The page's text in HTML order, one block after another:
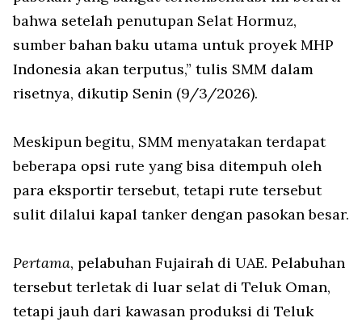
bahwa setelah penutupan Selat Hormuz,
sumber bahan baku utama untuk proyek MHP
Indonesia akan terputus,” tulis SMM dalam
risetnya, dikutip Senin (9/3/2026).
Meskipun begitu, SMM menyatakan terdapat
beberapa opsi rute yang bisa ditempuh oleh
para eksportir tersebut, tetapi rute tersebut
sulit dilalui kapal tanker dengan pasokan besar.
Pertama, pelabuhan Fujairah di UAE. Pelabuhan
tersebut terletak di luar selat di Teluk Oman,
tetapi jauh dari kawasan produksi di Teluk